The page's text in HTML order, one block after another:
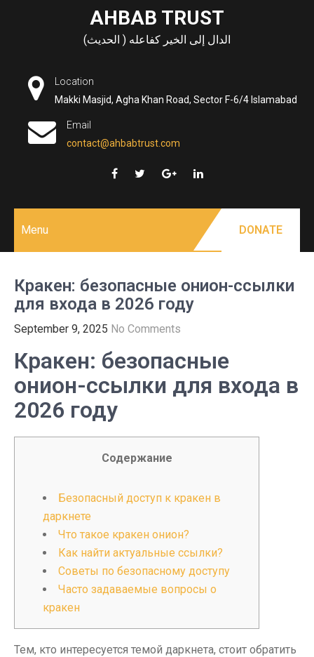
AHBAB TRUST
الدال إلى الخير كفاعله ( الحديث)
Location
Makki Masjid, Agha Khan Road, Sector F-6/4 Islamabad
Email
contact@ahbabtrust.com
Menu DONATE
Кракен: безопасные онион-ссылки
для входа в 2026 году
September 9, 2025 No Comments
Кракен: безопасные
онион-ссылки для входа в
2026 году
Содержание
Безопасный доступ к кракен в
даркнете
Что такое кракен онион?
Как найти актуальные ссылки?
Советы по безопасному доступу
Часто задаваемые вопросы о
кракен
Тем, кто интересуется темой даркнета, стоит обратить